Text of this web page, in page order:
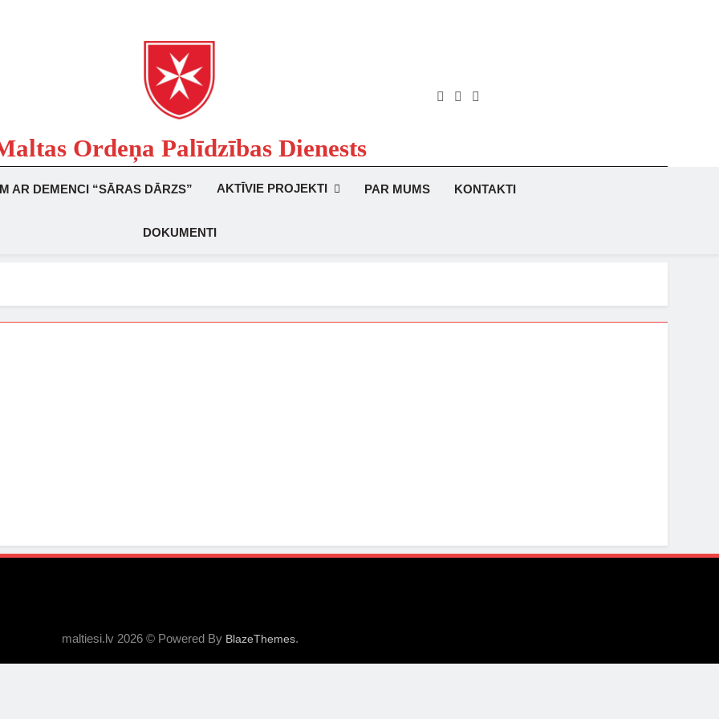
Ordeņa Palīdzības Dienests
Organizācija
AR DEMENCI “SĀRAS DĀRZS” AKTĪVIE PROJEKTI PAR MUMS KONTAKTI
DOKUMENTI
maltiesi.lv 2026 © Powered By BlazeThemes.